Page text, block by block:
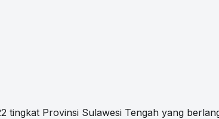
tingkat Provinsi Sulawesi Tengah yang